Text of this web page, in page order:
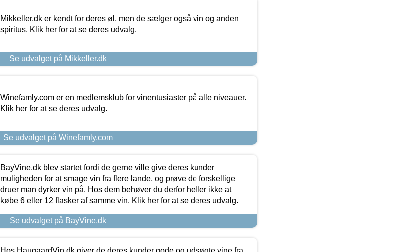
Mikkeller.dk er kendt for deres øl, men de sælger også vin og anden
spiritus. Klik her for at se deres udvalg.
Se udvalget på Mikkeller.dk
Winefamly.com er en medlemsklub for vinentusiaster på alle niveauer.
Klik her for at se deres udvalg.
Se udvalget på Winefamly.com
BayVine.dk blev startet fordi de gerne ville give deres kunder
muligheden for at smage vin fra flere lande, og prøve de forskellige
druer man dyrker vin på. Hos dem behøver du derfor heller ikke at
købe 6 eller 12 flasker af samme vin. Klik her for at se deres udvalg.
Se udvalget på BayVine.dk
Hos HaugaardVin.dk giver de deres kunder gode og udsøgte vine fra